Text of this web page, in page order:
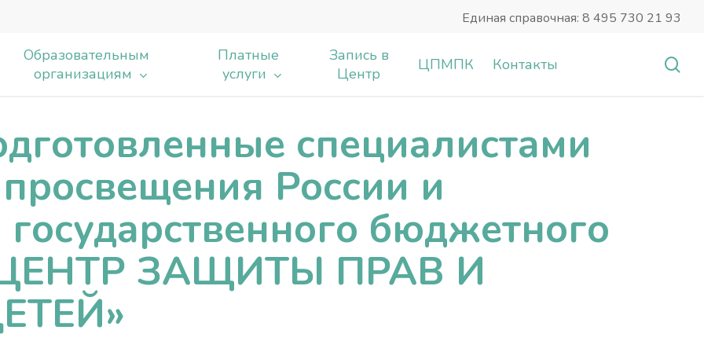
Единая справочная: 8 495 730 21 93
Образовательным
организациям
Платные
услуги
Запись в
Центр
ЦПМПК Контакты
специалистами
России и
бюджетного
ЗАЩИТЫ ПРАВ И